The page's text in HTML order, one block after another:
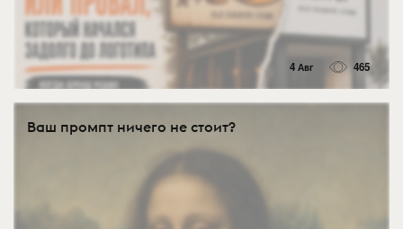
4 Авг 465
Ваш промпт ничего не стоит?